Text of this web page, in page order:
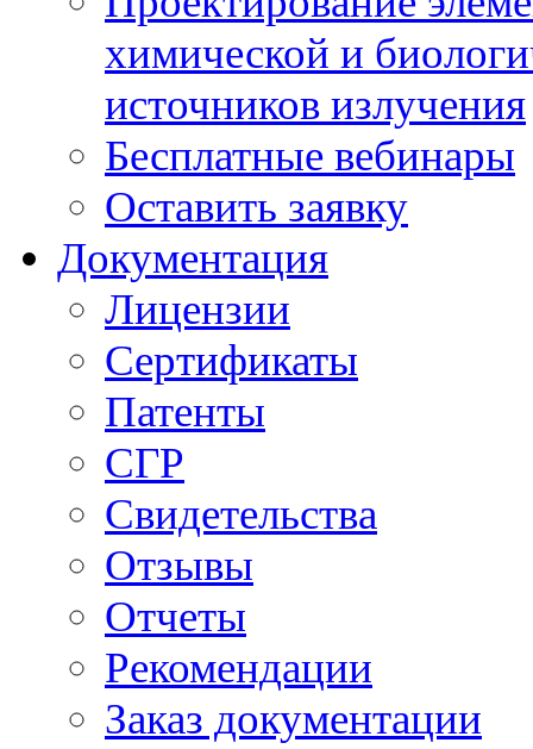
химической и
источников излучения
Бесплатные вебинары
Оставить заявку
Документация
Лицензии
Сертификаты
Патенты
СГР
Свидетельства
Отзывы
Отчеты
Рекомендации
Заказ документации